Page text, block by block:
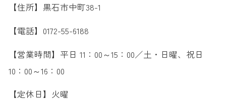
【住所】黒石市中町38-1
【電話】0172-55-6188
【営業時間】平日 11：00～15：00／土・日曜、祝日
10：00～16：00
【定休日】火曜